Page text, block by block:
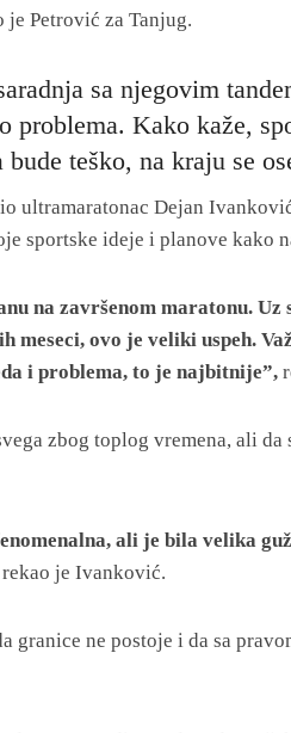
je Petrović za Tanjug.
sa njegovim
problema. Kako kaže,
teško, na kraju se
ultramaratonac Dejan
sportske ideje i planove kako
na završenom maratonu. Uz
meseci, ovo je veliki uspeh.
i problema, to je najbitnije”,
zbog toplog vremena, ali
ali je bila velika
rekao je Ivanković.
granice ne postoje i da sa